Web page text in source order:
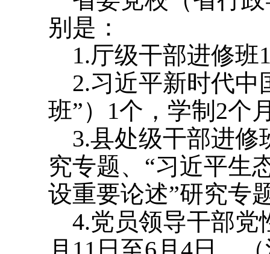
别是：
1.厅级干部进修班
2.习近平新时代中
班”）1个，学制2个
3.县处级干部进修
究专题、“习近平生
设重要论述”研究专
4.党员领导干部党